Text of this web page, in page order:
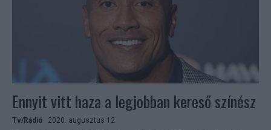
Ennyit vitt haza a legjobban kereső színész
Tv/Rádió 2020. augusztus 12.